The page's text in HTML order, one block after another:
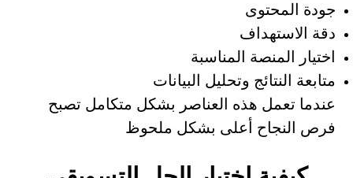
جودة المحتوى
دقة الاستهداف
اختيار المنصة المناسبة
متابعة النتائج وتحليل البيانات
عندما تعمل هذه العناصر بشكل متكامل تصبح
فرص النجاح أعلى بشكل ملحوظ